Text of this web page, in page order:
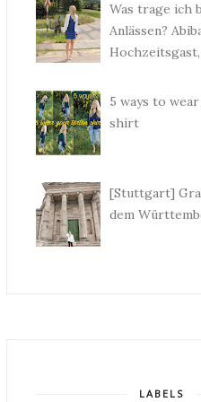
Was trage ich
Anlässen?
Hochzeitsgast,
5 ways to
shirt
[Stuttgart]
dem
LABELS